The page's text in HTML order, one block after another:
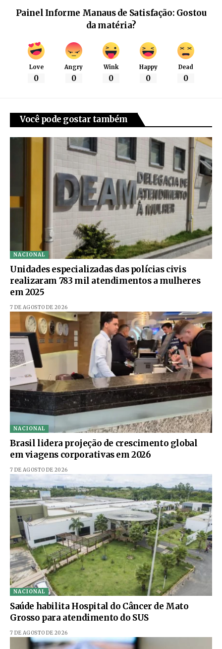
Painel Informe Manaus de Satisfação: Gostou
da matéria?
Love
0
Angry
0
Wink
0
Happy
0
Dead
0
Você pode gostar também
NACIONAL
Unidades especializadas das polícias civis
realizaram 783 mil atendimentos a mulheres
em 2025
7 DE AGOSTO DE 2026
NACIONAL
Brasil lidera projeção de crescimento global
em viagens corporativas em 2026
7 DE AGOSTO DE 2026
NACIONAL
Saúde habilita Hospital do Câncer de Mato
Grosso para atendimento do SUS
7 DE AGOSTO DE 2026